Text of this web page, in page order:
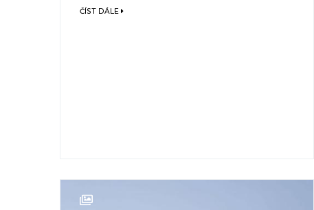
ČÍST DÁLE